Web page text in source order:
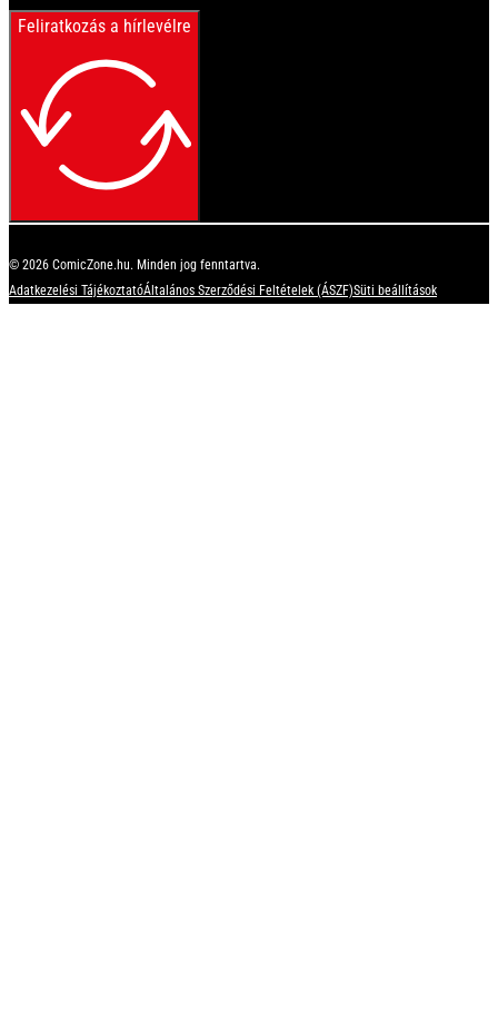
Feliratkozás a hírlevélre
© 2026 ComicZone.hu. Minden jog fenntartva.
Adatkezelési TájékoztatóÁltalános Szerződési Feltételek (ÁSZF)Süti beállítások